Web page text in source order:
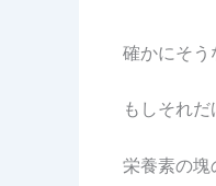
確かにそう
もしそれだ
栄養素の塊